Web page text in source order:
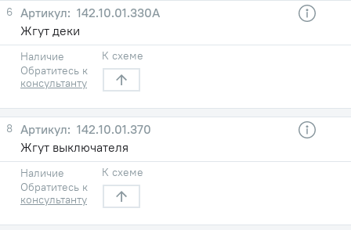
6
142.10.01.330А
Жгут деки
Наличие
Обратитесь к
консультанту
К схеме
8
142.10.01.370
Жгут выключателя
Наличие
Обратитесь к
консультанту
К схеме